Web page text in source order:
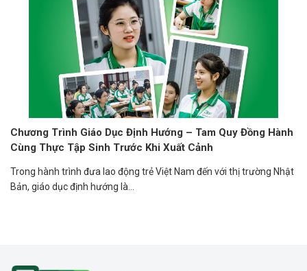
Chương Trình Giáo Dục Định Hướng – Tam Quy Đồng Hành
Cùng Thực Tập Sinh Trước Khi Xuất Cảnh
Trong hành trình đưa lao động trẻ Việt Nam đến với thị trường Nhật
Bản, giáo dục định hướng là...